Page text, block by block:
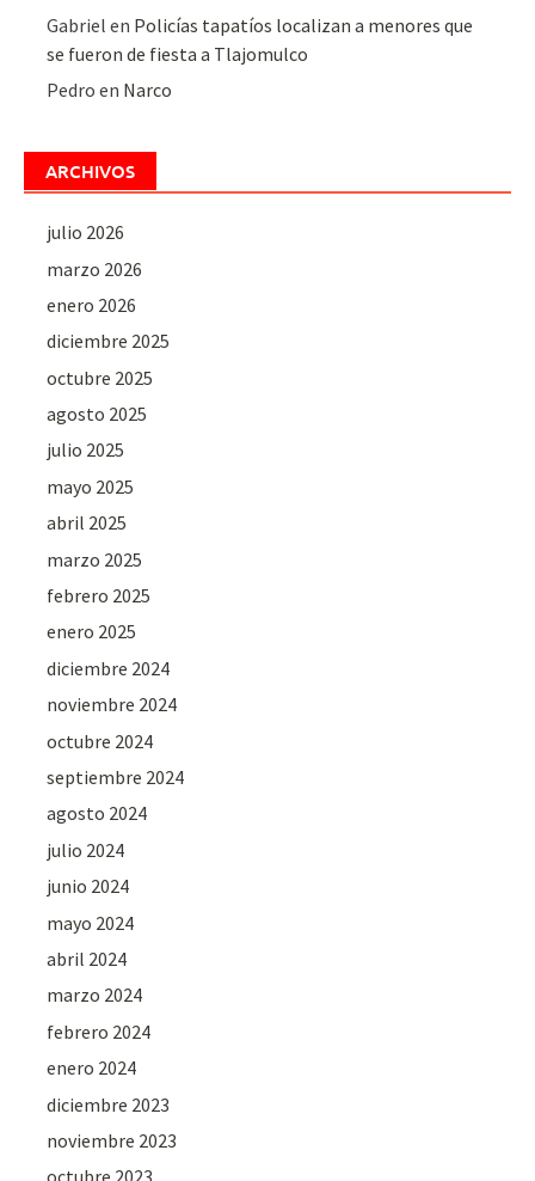
Gabriel en Policías tapatíos localizan a menores que
se fueron de fiesta a Tlajomulco
Pedro en Narco
ARCHIVOS
julio 2026
marzo 2026
enero 2026
diciembre 2025
octubre 2025
agosto 2025
julio 2025
mayo 2025
abril 2025
marzo 2025
febrero 2025
enero 2025
diciembre 2024
noviembre 2024
octubre 2024
septiembre 2024
agosto 2024
julio 2024
junio 2024
mayo 2024
abril 2024
marzo 2024
febrero 2024
enero 2024
diciembre 2023
noviembre 2023